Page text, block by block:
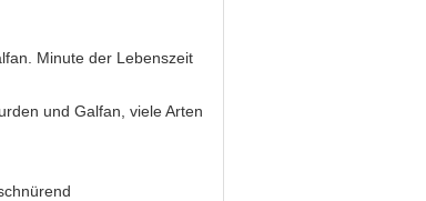
Minute der Lebenszeit
und Galfan, viele Arten